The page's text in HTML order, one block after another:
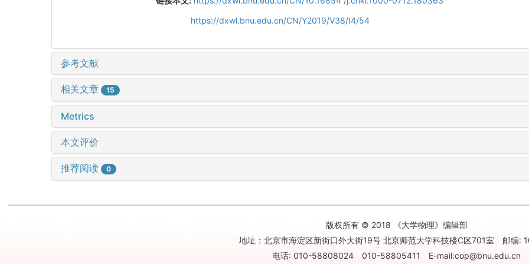
https://dxwl.bnu.edu.cn/CN/Y2019/V38/I4/54
参考文献
相关文章 15
Metrics
本文评价
推荐阅读 0
版权所有 © 2018 《大学物理》编辑部
地址：北京市海淀区新街口外大街19号 北京师范大学科技楼C区701室 邮编:
电话: 010-58808024 010-58805411 E-mail:cop@bnu.edu.cn